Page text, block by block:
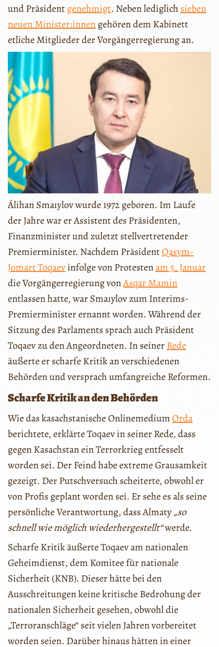
und Präsidentgenehmigt. Neben lediglich sieben
neuen Minister:innengehören dem Kabinett
etliche Mitglieder der Vorgängerregierung an.
Álihan Smaıylov wurde 1972 geboren. Im Laufe
der Jahre war er Assistent des Präsidenten,
Finanzminister und zuletzt stellvertretender
Premierminister. Nachdem PräsidentQasym-
Jomart Toqaevinfolge von Protestenam 5. Januar
die Vorgängerregierung vonAsqar Mamin
entlassen hatte, war Smaıylov zum Interims-
Premierminister ernannt worden. Während der
Sitzung des Parlaments sprach auch Präsident
Toqaev zu den Angeordneten. In seinerRede
äußerte er scharfe Kritik an verschiedenen
Behörden und versprach umfangreiche Reformen.
Scharfe Kritik an den Behörden
Wie das kasachstanische OnlinemediumOrda
berichtete, erklärte Toqaev in seiner Rede, dass
gegen Kasachstan ein Terrorkrieg entfesselt
worden sei. Der Feind habe extreme Grausamkeit
gezeigt. Der Putschversuch scheiterte, obwohl er
von Profis geplant worden sei. Er sehe es als seine
persönliche Verantwortung, dass Almaty„so
schnell wie möglich wiederhergestellt“werde.
Scharfe Kritik äußerte Toqaev am nationalen
Geheimdienst, dem Komitee für nationale
Sicherheit (KNB). Dieser hätte bei den
Ausschreitungen keine kritische Bedrohung der
nationalen Sicherheit gesehen, obwohl die
„Terroranschläge“ seit vielen Jahren vorbereitet
worden seien. Darüber hinaus hätten in einer